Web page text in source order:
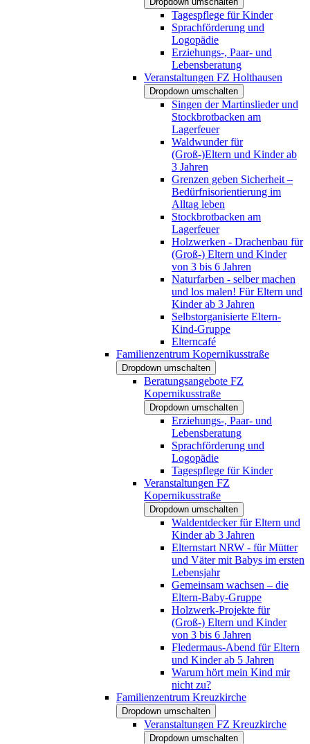
Tagespflege für Kinder
Sprachförderung und
Logopädie
Erziehungs-, Paar- und
Lebensberatung
Veranstaltungen FZ Holthausen
Dropdown umschalten
Singen der Martinslieder und
Stockbrotbacken am
Lagerfeuer
Waldwunder für
(Groß-)Eltern und Kinder ab
3 Jahren
Grenzen geben Sicherheit –
Bedürfnisorientierung im
Alltag leben
Stockbrotbacken am
Lagerfeuer
Holzwerken - Drachenbau für
(Groß-) Eltern und Kinder
von 3 bis 6 Jahren
Naturfarben - selber machen
und los malen! Für Eltern und
Kinder ab 3 Jahren
Selbstorganisierte Eltern-
Kind-Gruppe
Elterncafé
Familienzentrum Kopernikusstraße
Dropdown umschalten
Beratungsangebote FZ
Kopernikusstraße
Dropdown umschalten
Erziehungs-, Paar- und
Lebensberatung
Sprachförderung und
Logopädie
Tagespflege für Kinder
Veranstaltungen FZ
Kopernikusstraße
Dropdown umschalten
Waldentdecker für Eltern und
Kinder ab 3 Jahren
Elternstart NRW - für Mütter
und Väter mit Babys im ersten
Lebensjahr
Gemeinsam wachsen – die
Eltern-Baby-Gruppe
Holzwerk-Projekte für
(Groß-) Eltern und Kinder
von 3 bis 6 Jahren
Fledermaus-Abend für Eltern
und Kinder ab 5 Jahren
Warum hört mein Kind mir
nicht zu?
Familienzentrum Kreuzkirche
Dropdown umschalten
Veranstaltungen FZ Kreuzkirche
Dropdown umschalten